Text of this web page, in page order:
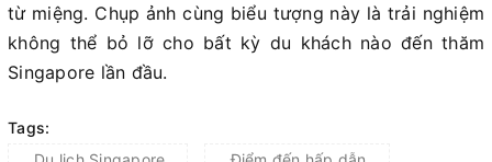
từ miệng. Chụp ảnh cùng biểu tượng này là trải nghiệm
không thể bỏ lỡ cho bất kỳ du khách nào đến thăm
Singapore lần đầu.
Tags: